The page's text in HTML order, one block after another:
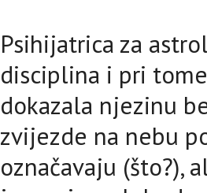
Psihijatrica za
disciplina i pri
dokazala njezinu
zvijezde na nebu
označavaju (što?),